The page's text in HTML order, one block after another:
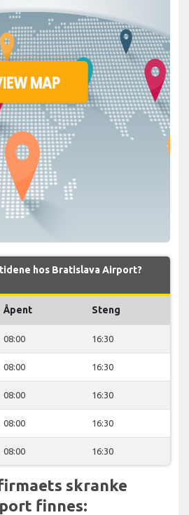
hos Bratislava Airport?
Åpent Steng
08:00 16:30
08:00 16:30
08:00 16:30
08:00 16:30
08:00 16:30
skranke
finnes: